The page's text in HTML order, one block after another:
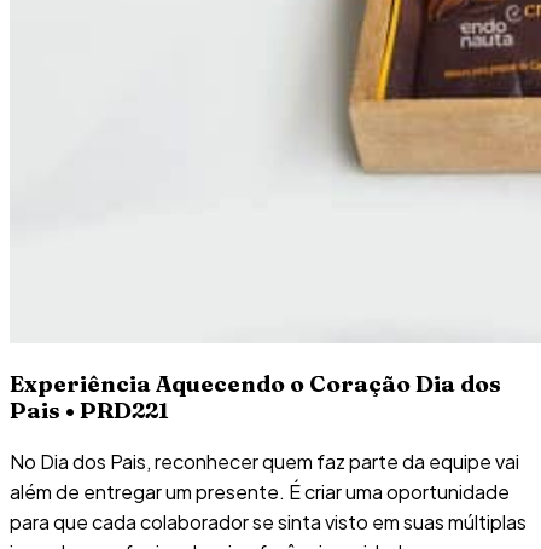
Experiência Aquecendo o Coração Dia dos
Pais • PRD221
No Dia dos Pais, reconhecer quem faz parte da equipe vai
além de entregar um presente. É criar uma oportunidade
para que cada colaborador se sinta visto em suas múltiplas